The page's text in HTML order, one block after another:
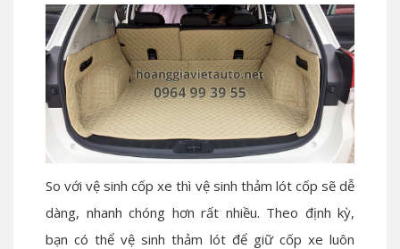
So với vệ sinh cốp xe thì vệ sinh thảm lót cốp sẽ dễ
dàng, nhanh chóng hơn rất nhiều. Theo định kỳ,
bạn có thể vệ sinh thảm lót để giữ cốp xe luôn